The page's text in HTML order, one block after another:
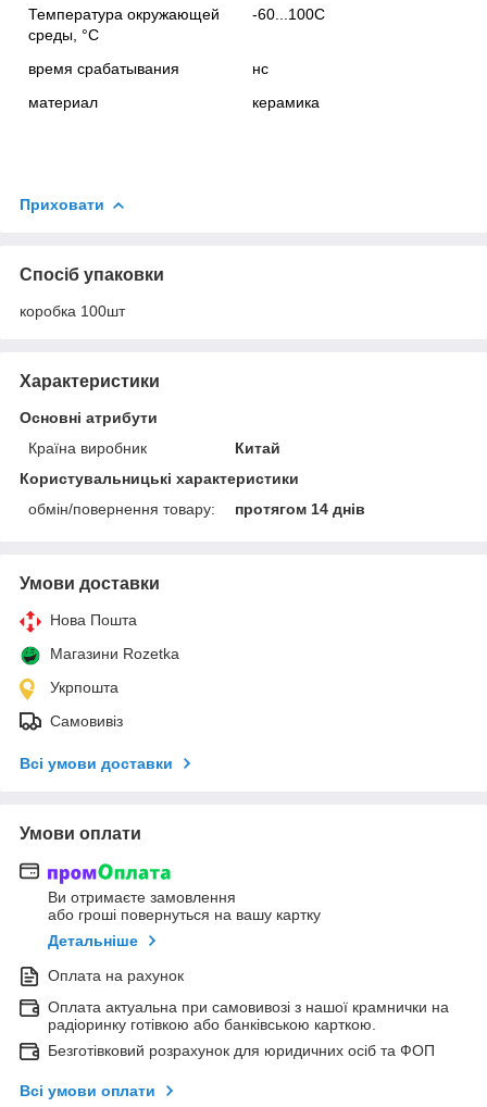
Температура окружающей
среды, °С
-60...100С
время срабатывания
нс
материал
керамика
Приховати
Спосіб упаковки
коробка 100шт
Характеристики
Основні атрибути
Країна виробник
Китай
Користувальницькі характеристики
обмін/повернення товару:
протягом 14 днів
Умови доставки
Нова Пошта
Магазини Rozetka
Укрпошта
Самовивіз
Всі умови доставки
Умови оплати
Ви отримаєте замовлення
або гроші повернуться на вашу картку
Детальніше
Оплата на рахунок
Оплата актуальна при самовивозі з нашої крамнички на
радіоринку готівкою або банківською карткою.
Безготівковий розрахунок для юридичних осіб та ФОП
Всі умови оплати